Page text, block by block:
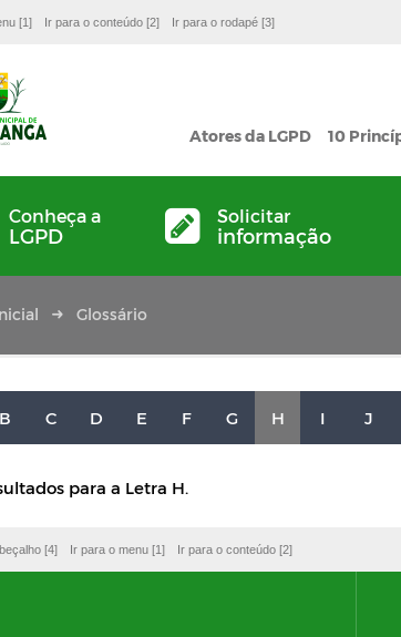
[1] Ir para o conteúdo [2] Ir para o rodapé [3]
Atores da LGPD 10
Conheça a
LGPD
Solicitar
informação
Glossário
B C D E F G H I J
para a Letra H.
[4] Ir para o menu [1] Ir para o conteúdo [2]